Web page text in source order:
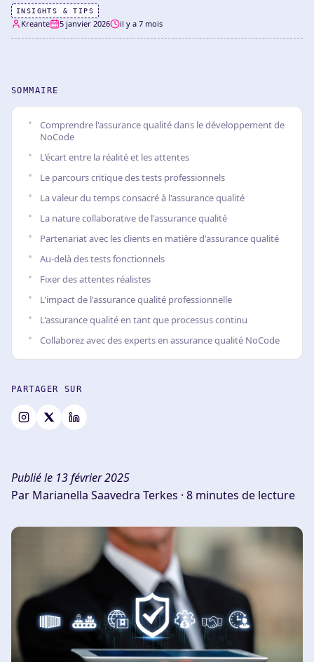
INSIGHTS & TIPS
Kreante 5 janvier 2026 il y a 7 mois
SOMMAIRE
Comprendre l'assurance qualité dans le développement de
NoCode
L'écart entre la réalité et les attentes
Le parcours critique des tests professionnels
La valeur du temps consacré à l'assurance qualité
La nature collaborative de l'assurance qualité
Partenariat avec les clients en matière d'assurance qualité
Au-delà des tests fonctionnels
Fixer des attentes réalistes
L'impact de l'assurance qualité professionnelle
L'assurance qualité en tant que processus continu
Collaborez avec des experts en assurance qualité NoCode
PARTAGER SUR
Publié le 13 février 2025
Par Marianella Saavedra Terkes · 8 minutes de lecture